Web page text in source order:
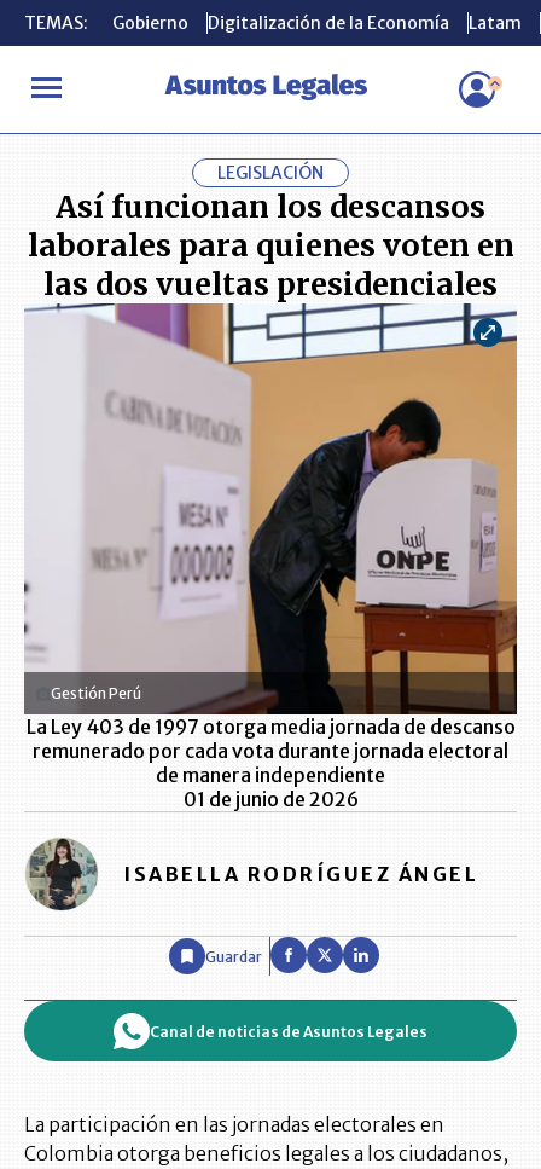
TEMAS: Gobierno Digitalización de la Economía Latam
INICIO ACTUALIDAD Así funcionan los descansos laborales
TEMAS: Gobierno Digitalización de la Economía Latam
LEGISLACIÓN
Así funcionan los descansos
laborales para quienes voten en
las dos vueltas presidenciales
Gestión Perú
La Ley 403 de 1997 otorga media jornada de descanso
remunerado por cada vota durante jornada electoral
de manera independiente
01 de junio de 2026
ISABELLA RODRÍGUEZ ÁNGEL
Guardar
Canal de noticias de Asuntos Legales
La participación en las jornadas electorales en
Colombia otorga beneficios legales a los ciudadanos,